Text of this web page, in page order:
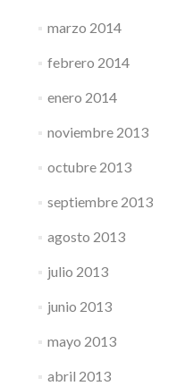
marzo 2014
febrero 2014
enero 2014
noviembre 2013
octubre 2013
septiembre 2013
agosto 2013
julio 2013
junio 2013
mayo 2013
abril 2013